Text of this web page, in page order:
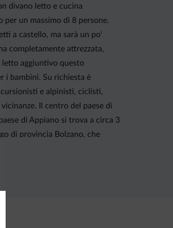
divano letto e cucina
per un massimo di 8 persone.
a castello, ma sarà un po'
completamente attrezzata,
letto aggiuntivo questo
i bambini. Su richiesta è
e alpinisti, ciclisti,
Il centro del paese di
di Appiano si trova a circa 3
di provincia Bolzano, che
e offre numerose
di Montiggler e il Lago di Fiè.